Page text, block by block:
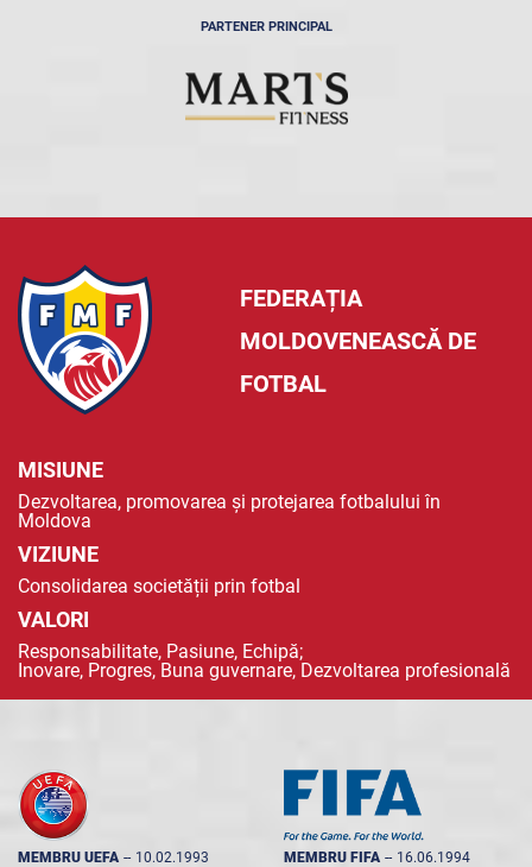
PARTENER PRINCIPAL
FEDERAȚIA
MOLDOVENEASCĂ DE
FOTBAL
MISIUNE
Dezvoltarea, promovarea și protejarea fotbalului în
Moldova
VIZIUNE
Consolidarea societății prin fotbal
VALORI
Responsabilitate, Pasiune, Echipă;
Inovare, Progres, Buna guvernare, Dezvoltarea profesională
MEMBRU UEFA -- 10.02.1993 MEMBRU FIFA -- 16.06.1994